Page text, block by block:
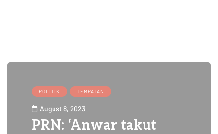
POLITIK TEMPATAN
August 8, 2023
PRN: ‘Anwar takut